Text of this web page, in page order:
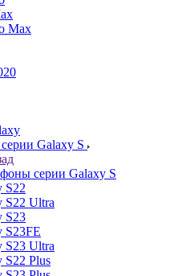
Max
Galaxy S
серии Galaxy S
S22
S22 Ultra
S23
S23FE
S23 Ultra
S22 Plus